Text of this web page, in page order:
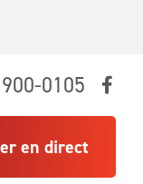
0105
en direct